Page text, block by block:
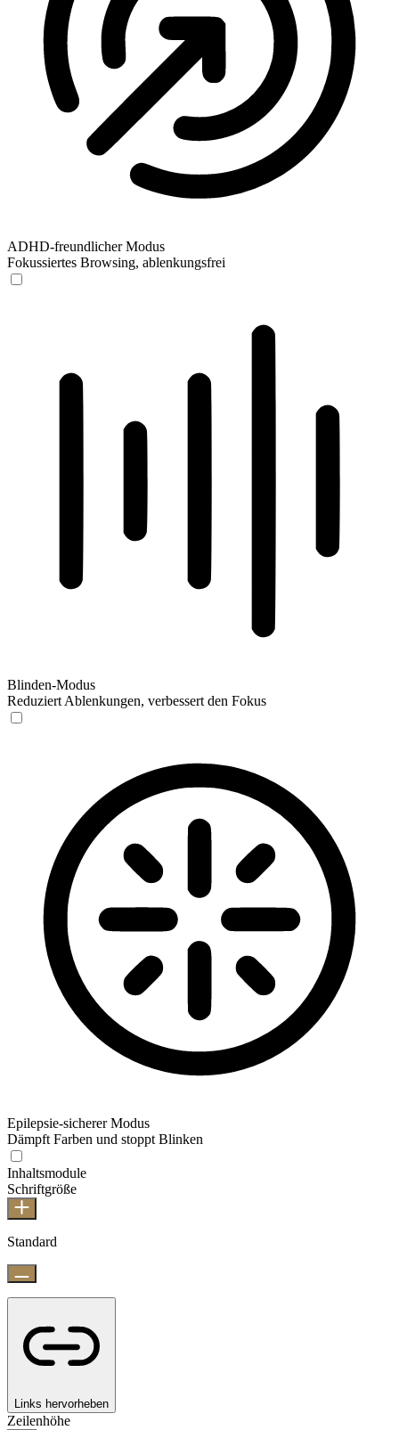
ADHD-freundlicher Modus
Fokussiertes Browsing, ablenkungsfrei
Blinden-Modus
Reduziert Ablenkungen, verbessert den Fokus
Epilepsie-sicherer Modus
Dämpft Farben und stoppt Blinken
Inhaltsmodule
Schriftgröße
Standard
Links hervorheben
Zeilenhöhe